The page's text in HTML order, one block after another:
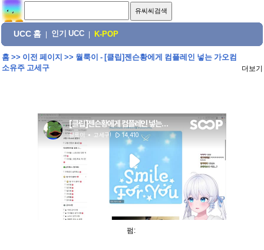
UCC 홈 인기 UCC K-POP
홈>> 이전 페이지 >> 월룩이 - [클립]젠슨황에게 컴플레인 넣는 가오컴
소유주 고세구
더보기
펌: